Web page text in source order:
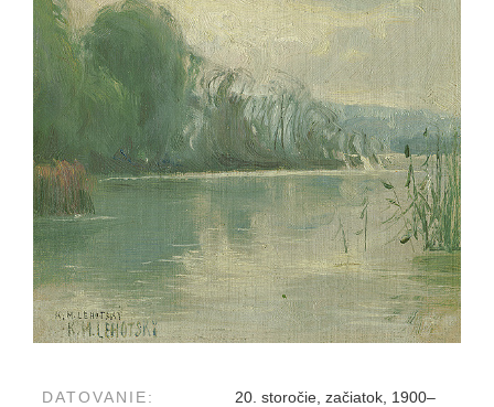
DATOVANIE:
20. storočie, začiatok, 1900–